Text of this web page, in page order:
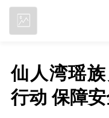
仙人湾瑶
行动 保障